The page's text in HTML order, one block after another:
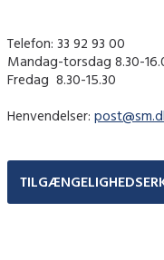
Telefon: 33 92 93 00
Mandag-torsdag 8.30-
Fredag ​ 8.30-15.30
Henvendelser: